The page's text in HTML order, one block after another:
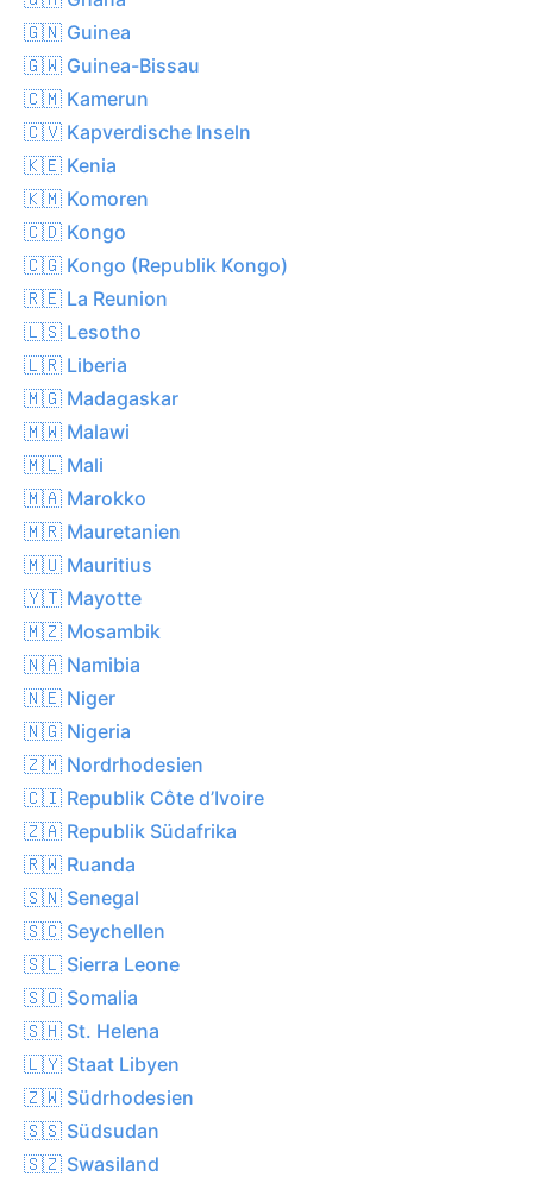
🇬🇳 Guinea
🇬🇼 Guinea-Bissau
🇨🇲 Kamerun
🇨🇻 Kapverdische Inseln
🇰🇪 Kenia
🇰🇲 Komoren
🇨🇩 Kongo
🇨🇬 Kongo (Republik Kongo)
🇷🇪 La Reunion
🇱🇸 Lesotho
🇱🇷 Liberia
🇲🇬 Madagaskar
🇲🇼 Malawi
🇲🇱 Mali
🇲🇦 Marokko
🇲🇷 Mauretanien
🇲🇺 Mauritius
🇾🇹 Mayotte
🇲🇿 Mosambik
🇳🇦 Namibia
🇳🇪 Niger
🇳🇬 Nigeria
🇿🇲 Nordrhodesien
🇨🇮 Republik Côte d’Ivoire
🇿🇦 Republik Südafrika
🇷🇼 Ruanda
🇸🇳 Senegal
🇸🇨 Seychellen
🇸🇱 Sierra Leone
🇸🇴 Somalia
🇸🇭 St. Helena
🇱🇾 Staat Libyen
🇿🇼 Südrhodesien
🇸🇸 Südsudan
🇸🇿 Swasiland